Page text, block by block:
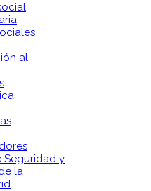
al
Seguridad y
la